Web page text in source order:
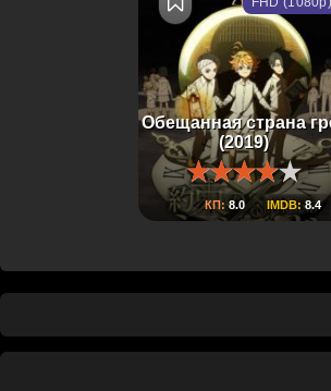
Обещанная страна
(2019)
КП:8.0 IMDB:8.4